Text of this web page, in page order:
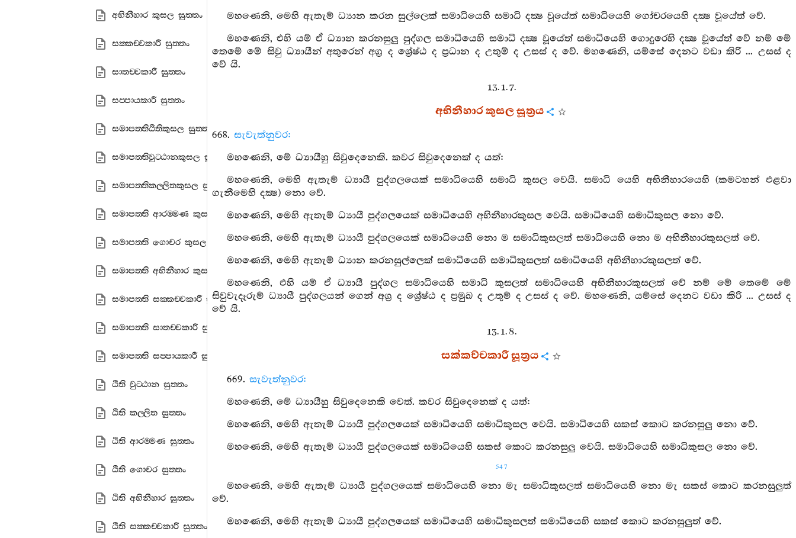
අභිනීහාර කුසල සුත‍්තං
සක‍්කච‍්චකාරී සුත‍්තං
සාතච‍්චකාරී සුත‍්තං
සප‍්පායකාරී සුත‍්තං
සමාපත‍්තිඨිතිකුසල සුත‍්තං
සමාපත‍්තිවුට‍්ඨානකුසල සුත‍්තං
සමාපත‍්තිකල‍්ලිතකුසල සුත‍්තං
සමාපත‍්ති ආරම‍්මණ කුසල සුත‍්තං
සමාපත‍්ති ගොචර කුසල සුත‍්තං
සමාපත‍්ති අභිනීහාර කුසල සුත‍්තං
සමාපත‍්ති සක‍්කච‍්චකාරී සුත‍්තං
සමාපත‍්ති සාතච‍්චකාරී සුත‍්තං
සමාපත‍්ති සප‍්පායකාරී සුත‍්තං
ඨිති වුට‍්ඨාන සුත‍්තං
ඨිති කල‍්ලිත සුත‍්තං
ඨිති ආරම‍්මණ සුත‍්තං
ඨිති ගොචර සුත‍්තං
ඨිති අභිනීහාර සුත‍්තං
ඨිති සක‍්කච‍්චකාරී සුත‍්තං
මහණෙනි, මෙහි ඇතැම් ධ්‍යාන කරන සුල්ලෙක් සමාධියෙහි සමාධි දක්‍ෂ වූයේත් සමාධියෙහි ගෝචරයෙහි දක්‍ෂ වූයේත් වේ.
මහණෙනි, එහි යම් ඒ ධ්‍යාන කරනසුලු පුද්ගල සමාධියෙහි සමාධි දක්‍ෂ වූයේත් සමාධියෙහි ගොදුරෙහි දක්‍ෂ වූයේත් වේ නම් මේ
තෙමේ මේ සිවු ධ්‍යායීන් අතුරෙන් අග්‍ර ද ශ්‍රේෂ්ඨ ද ප්‍රධාන ද උතුම් ද උසස් ද වේ. මහණෙනි, යම්සේ දෙනට වඩා කිරි ... උසස් ද
වේ යි.
13. 1. 7.
අභිනීහාර කුසල සූත්‍රය
668. සැවැත්නුවර:
මහණෙනි, මේ ධ්‍යායීහු සිවුදෙනෙකි. කවර සිවුදෙනෙක් ද යත්:
මහණෙනි, මෙහි ඇතැම් ධ්‍යායී පුද්ගලයෙක් සමාධියෙහි සමාධි කුසල වෙයි. සමාධි යෙහි අභිනීහාරයෙහි (කමටහන් එළවා
ගැනීමෙහි දක්‍ෂ) නො වේ.
මහණෙනි, මෙහි ඇතැම් ධ්‍යායී පුද්ගලයෙක් සමාධියෙහි අභිනීහාරකුසල වෙයි. සමාධියෙහි සමාධිකුසල නො වේ.
මහණෙනි, මෙහි ඇතැම් ධ්‍යායී පුද්ගලයෙක් සමාධියෙහි නො ම සමාධිකුසලත් සමාධියෙහි නො ම අභිනීහාරකුසලත් වේ.
මහණෙනි, මෙහි ඇතැම් ධ්‍යාන කරනසුල්ලෙක් සමාධියෙහි සමාධිකුසලත් සමාධියෙහි අභිනීහාරකුසලත් වේ.
මහණෙනි, එහි යම් ඒ ධ්‍යායී පුද්ගල සමාධියෙහි සමාධි කුසලත් සමාධියෙහි අභිනීහාරකුසලත් වේ නම් මේ තෙමේ මේ
සිවුවැදෑරුම් ධ්‍යායී පුද්ගලයන් ගෙන් අග්‍ර ද ශ්‍රේෂ්ඨ ද ප්‍රමුඛ ද උතුම් ද උසස් ද වේ. මහණෙනි, යම්සේ දෙනට වඩා කිරි ... උසස් ද
වේ යි.
13. 1. 8.
සක්කච්චකාරී සූත්‍රය
669. සැවැත්නුවර:
මහණෙනි, මේ ධ්‍යායීහු සිවුදෙනෙකි වෙත්. කවර සිවුදෙනෙක් ද යත්:
මහණෙනි, මෙහි ඇතැම් ධ්‍යායී පුද්ගලයෙක් සමාධියෙහි සමාධිකුසල වෙයි. සමාධියෙහි සකස් කොට කරනසුලු නො වේ.
මහණෙනි, මෙහි ඇතැම් ධ්‍යායී පුද්ගලයෙක් සමාධියෙහි සකස් කොට කරනසුලු වෙයි. සමාධියෙහි සමාධිකුසල නො වේ.
547
මහණෙනි, මෙහි ඇතැම් ධ්‍යායී පුද්ගලයෙක් සමාධියෙහි නො මැ සමාධිකුසලත් සමාධියෙහි නො මැ සකස් කොට කරනසුලුත්
වේ.
මහණෙනි, මෙහි ඇතැම් ධ්‍යායී පුද්ගලයෙක් සමාධියෙහි සමාධිකුසලත් සමාධියෙහි සකස් කොට කරනසුලුත් වේ.